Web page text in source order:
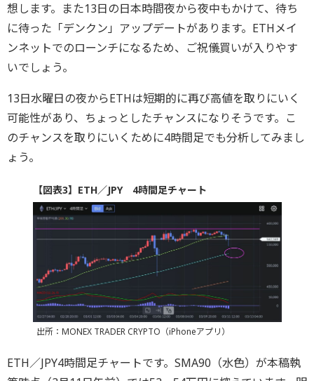
想します。また13日の日本時間夜から夜中もかけて、待ち
に待った「デンクン」アップデートがあります。ETHメイ
ンネットでのローンチになるため、ご祝儀買いが入りやす
いでしょう。
13日水曜日の夜からETHは短期的に再び高値を取りにいく
可能性があり、ちょっとしたチャンスになりそうです。こ
のチャンスを取りにいくために4時間足でも分析してみまし
ょう。
【図表3】ETH／JPY 4時間足チャート
出所：MONEX TRADER CRYPTO（iPhoneアプリ）
ETH／JPY4時間足チャートです。SMA90（水色）が本稿執